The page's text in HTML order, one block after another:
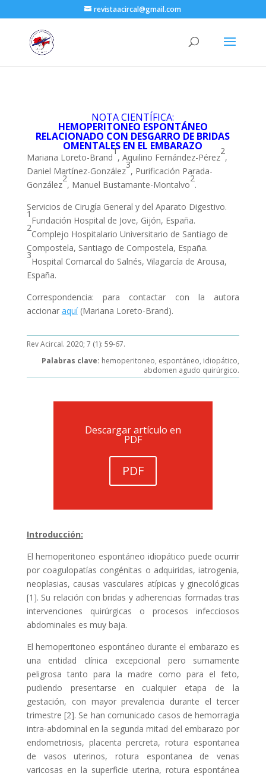
revistaacircal@gmail.com
NOTA CIENTÍFICA:
HEMOPERITONEO ESPONTÁNEO
RELACIONADO CON DESGARRO DE BRIDAS
OMENTALES EN EL EMBARAZO
Mariana Loreto-Brand
1
, Aquilino Fernández-Pérez
2
,
Daniel Martínez-González
3
, Purificación Parada-
González
2
, Manuel Bustamante-Montalvo
2
.
Servicios de Cirugía General y del Aparato Digestivo.
1
Fundación Hospital de Jove, Gijón, España.
2
Complejo Hospitalario Universitario de Santiago de
Compostela, Santiago de Compostela, España.
3
Hospital Comarcal do Salnés, Vilagarcía de Arousa,
España.
Correspondencia: para contactar con la autora
accionar aquí(Mariana Loreto-Brand).
Rev Acircal. 2020; 7 (1): 59-67.
Palabras clave: hemoperitoneo, espontáneo, idiopático,
abdomen agudo quirúrgico.
Descargar artículo en
PDF
PDF
Introducción:
El hemoperitoneo espontáneo idiopático puede ocurrir
por coagulopatías congénitas o adquiridas, iatrogenia,
neoplasias, causas vasculares atípicas y ginecológicas
[1]. Su relación con bridas y adherencias formadas tras
intervenciones quirúrgicas o procesos infecciosos
abdominales es muy baja.
El hemoperitoneo espontáneo durante el embarazo es
una entidad clínica excepcional pero sumamente
peligrosa tanto para la madre como para el feto,
pudiendo presentarse en cualquier etapa de la
gestación, con mayor prevalencia durante el tercer
trimestre [2]. Se han comunicado casos de hemorragia
intra-abdominal en la segunda mitad del embarazo por
endometriosis, placenta percreta, rotura espontanea
de vasos uterinos, rotura espontanea de venas
varicosas en la superficie uterina, rotura espontánea